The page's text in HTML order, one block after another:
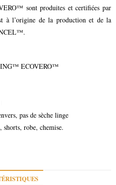
sont produites et certifiées par
à l’origine de la production et de la
ECOVERO™
pas de sèche linge
robe, chemise.